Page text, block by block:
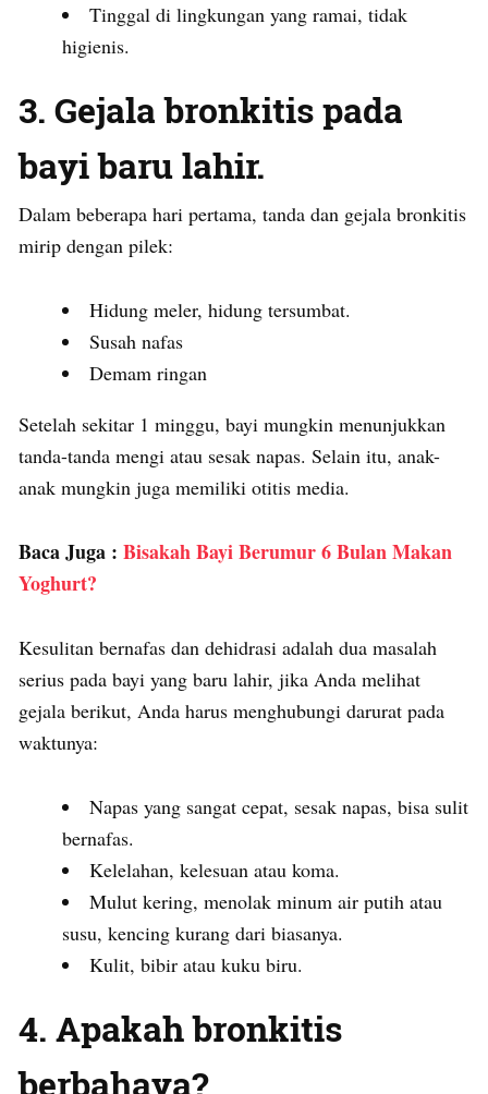
Tinggal di lingkungan yang ramai, tidak
higienis.
3. Gejala bronkitis pada
bayi baru lahir.
Dalam beberapa hari pertama, tanda dan gejala bronkitis
mirip dengan pilek:
Hidung meler, hidung tersumbat.
Susah nafas
Demam ringan
Setelah sekitar 1 minggu, bayi mungkin menunjukkan
tanda-tanda mengi atau sesak napas. Selain itu, anak-
anak mungkin juga memiliki otitis media.
Baca Juga : Bisakah Bayi Berumur 6 Bulan Makan
Yoghurt?
Kesulitan bernafas dan dehidrasi adalah dua masalah
serius pada bayi yang baru lahir, jika Anda melihat
gejala berikut, Anda harus menghubungi darurat pada
waktunya:
Napas yang sangat cepat, sesak napas, bisa sulit
bernafas.
Kelelahan, kelesuan atau koma.
Mulut kering, menolak minum air putih atau
susu, kencing kurang dari biasanya.
Kulit, bibir atau kuku biru.
4. Apakah bronkitis
berbahaya?